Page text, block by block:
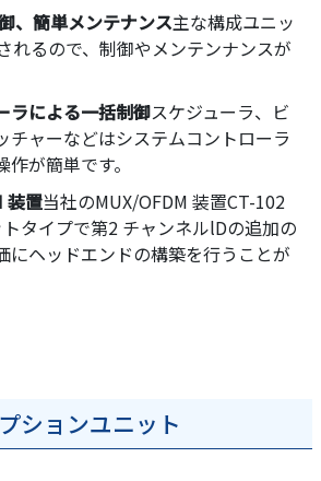
、簡単メンテナンス主な構成ユニッ
れるので、制御やメンテンナンスが
ラによる一括制御スケジューラ、ビ
チャーなどはシステムコントローラ
が簡単です。
装置当社のMUX/OFDM 装置CT-102
タイプで第2 チャンネルlDの追加の
にヘッドエンドの構築を行うことが
ションユニット